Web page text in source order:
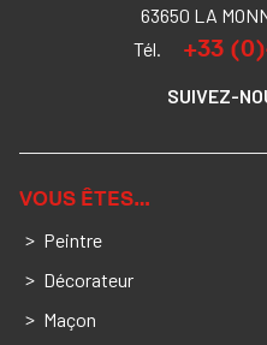
63650 LA
Tél.
+33
SUIVEZ-
VOUS ÊTES…
Peintre
Décorateur
Maçon